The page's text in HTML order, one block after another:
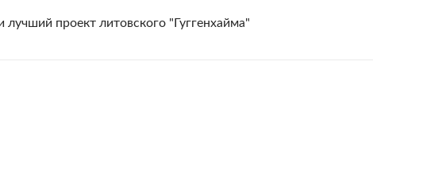
проект литовского "Гуггенхайма"